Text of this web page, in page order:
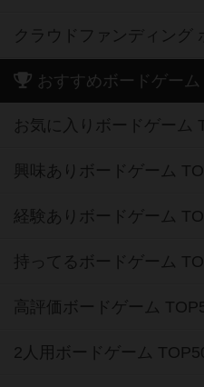
クラウドファンディング
おすすめボードゲーム
お気に入りボードゲーム
興味ありボードゲーム
経験ありボードゲーム
持ってるボードゲーム
高評価ボードゲーム
2人用ボードゲーム